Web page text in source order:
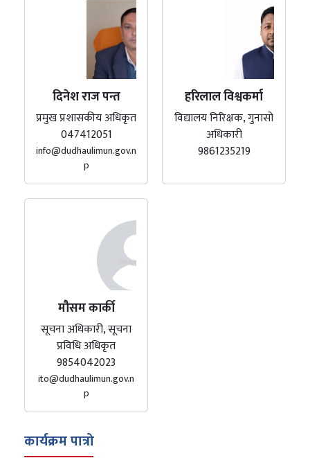
दिनेश राज पन्त
प्रमुख प्रशासकीय अधिकृत
047412051
info@dudhaulimun.gov.n
p
हरिलाल विश्वकर्मा
विद्यालय निरिक्षक, गुनासो
अधिकारी
9861235219
मौसम कार्की
सूचना अधिकारी, सूचना
प्रविधि अधिकृत
9854042023
ito@dudhaulimun.gov.n
p
कार्यक्रम पात्रो